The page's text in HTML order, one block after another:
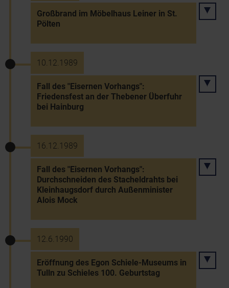
Großbrand im Möbelhaus Leiner in St.
Pölten
10.12.1989
Fall des "Eisernen Vorhangs":
Friedensfest an der Thebener Überfuhr
bei Hainburg
16.12.1989
Fall des "Eisernen Vorhangs":
Durchschneiden des Stacheldrahts bei
Kleinhaugsdorf durch Außenminister
Alois Mock
12.6.1990
Eröffnung des Egon Schiele-Museums in
Tulln zu Schieles 100. Geburtstag